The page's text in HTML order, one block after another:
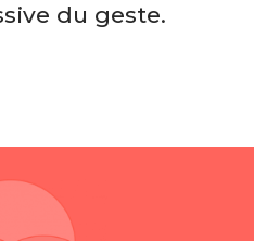
du geste.